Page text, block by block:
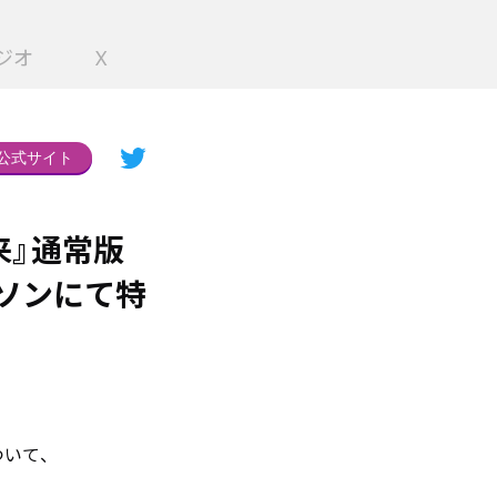
オ X
式サイト
通常版
ンにて特
て、